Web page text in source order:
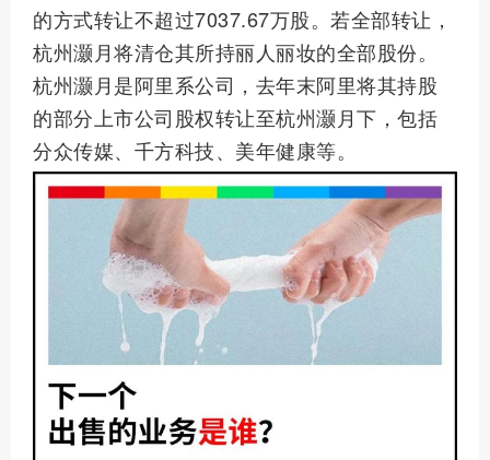
的方式转让不超过7037.67万股。若全部转让，
杭州灏月将清仓其所持丽人丽妆的全部股份。
杭州灏月是阿里系公司，去年末阿里将其持股
的部分上市公司股权转让至杭州灏月下，包括
分众传媒、千方科技、美年健康等。